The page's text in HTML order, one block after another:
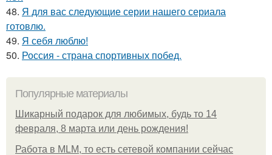
48. Я для вас следующие серии нашего сериала
готовлю.
49. Я себя люблю!
50. Россия - страна спортивных побед.
Популярные материалы
Шикарный подарок для любимых, будь то 14
февраля, 8 марта или день рождения!
Работа в MLM, то есть сетевой компании сейчас